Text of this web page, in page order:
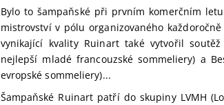
Bylo to šampaňské při prvním komerčním
mistrovství v pólu organizovaného
vynikající kvality Ruinart také vytvořil
nejlepší mladé francouzské sommeliery) a
evropské sommeliery)...
Šampaňské Ruinart patří do skupiny LVMH